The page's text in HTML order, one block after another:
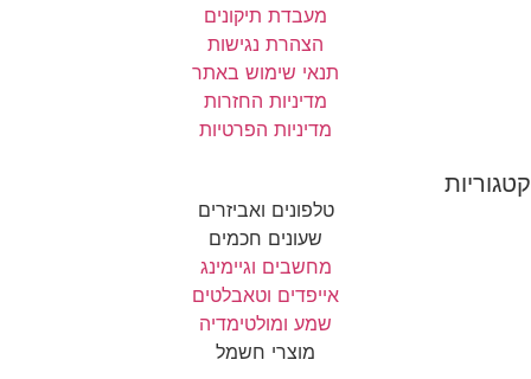
מעבדת תיקונים
הצהרת נגישות
תנאי שימוש באתר
מדיניות החזרות
מדיניות הפרטיות
קטגוריות
טלפונים ואביזרים
שעונים חכמים
מחשבים וגיימינג
אייפדים וטאבלטים
שמע ומולטימדיה
מוצרי חשמל